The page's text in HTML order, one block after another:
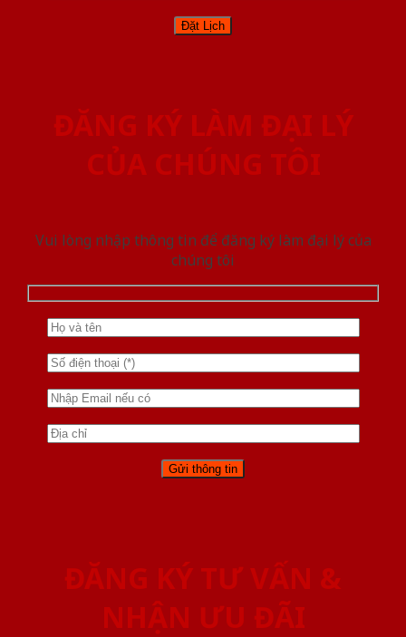
ĐĂNG KÝ LÀM ĐẠI LÝ
CỦA CHÚNG TÔI
Vui lòng nhập thông tin để đăng ký làm đại lý của
chúng tôi
ĐĂNG KÝ TƯ VẤN &
NHẬN ƯU ĐÃI